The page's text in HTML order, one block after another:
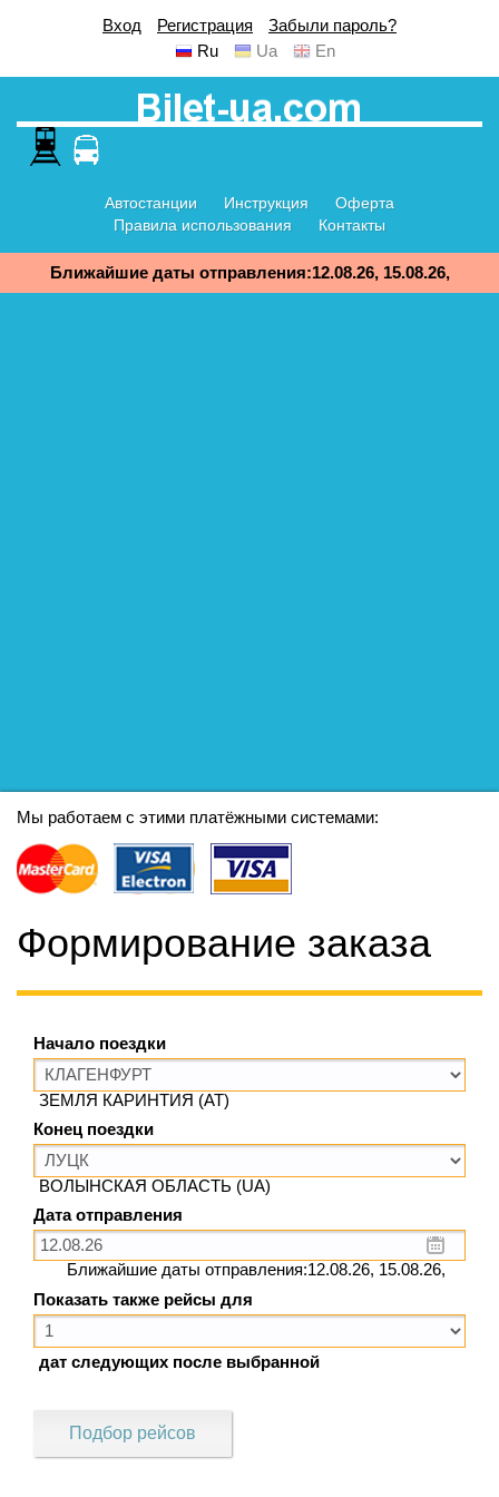
Вход Регистрация
Забыли пароль?
Ru
Ua En
Автостанции Инструкция
Оферта
Правила использования
Контакты
Ближайшие даты отправления:12.08.26, 15.08.26,
Мы работаем с этими платёжными системами:
Формирование заказа
Начало поездки
ЗЕМЛЯ КАРИНТИЯ (AT)
Конец поездки
ВОЛЫНСКАЯ ОБЛАСТЬ (UA)
Дата отправления
Ближайшие даты отправления:12.08.26, 15.08.26,
Показать также рейсы для
дат следующих после выбранной
Подбор рейсов